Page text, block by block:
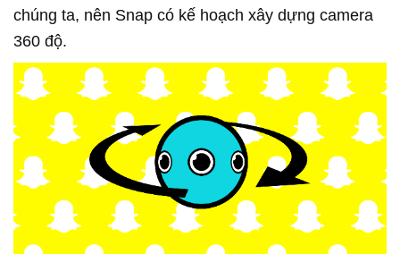
chúng ta, nên Snap có kế hoạch xây dựng camera
360 độ.